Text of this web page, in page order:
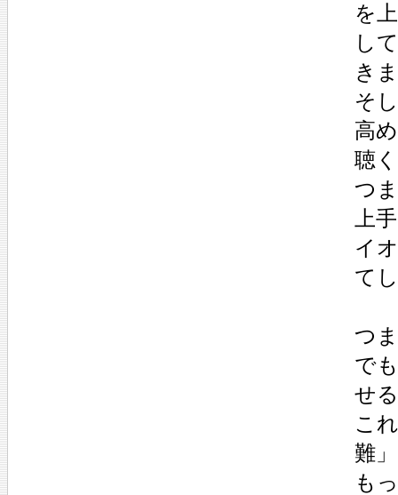
を
し
き
そ
高
聴
つ
上
イ
て
つ
で
せ
こ
難
も